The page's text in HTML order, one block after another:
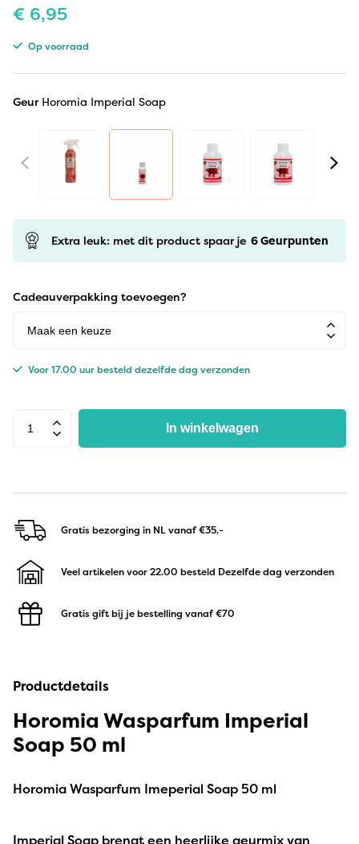
€ 6,95
Op voorraad
Geur Horomia Imperial Soap
Extra leuk: met dit product spaar je 6Geurpunten
Cadeauverpakking toevoegen?
Voor 17.00 uur besteld dezelfde dag verzonden
In winkelwagen
Gratis bezorging in NLvanaf €35,-
Veel artikelen voor 22.00 besteld Dezelfde dag verzonden
Gratis gift bij je bestelling vanaf €70
Productdetails
Horomia Wasparfum Imperial
Soap 50 ml
Horomia Wasparfum Imeperial Soap 50 ml
Imperial Soap brengt een heerlijke geurmix van